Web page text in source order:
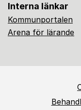
Interna länkar
Kommunportalen
Arena för lärande